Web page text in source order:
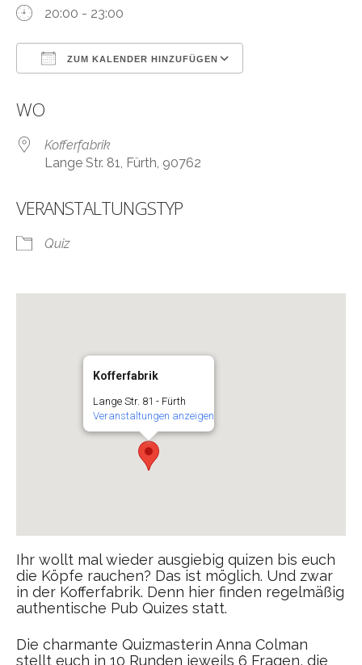
20:00 - 23:00
ZUM KALENDER HINZUFÜGEN
WO
Kofferfabrik
Lange Str. 81, Fürth, 90762
VERANSTALTUNGSTYP
Quiz
Kofferfabrik
Lange Str. 81 - Fürth
Veranstaltungen anzeigen
Ihr wollt mal wieder ausgiebig quizen bis euch
die Köpfe rauchen? Das ist möglich. Und zwar
in der Kofferfabrik. Denn hier finden regelmäßig
authentische Pub Quizes statt.
Die charmante Quizmasterin Anna Colman
stellt euch in 10 Runden jeweils 6 Fragen, die